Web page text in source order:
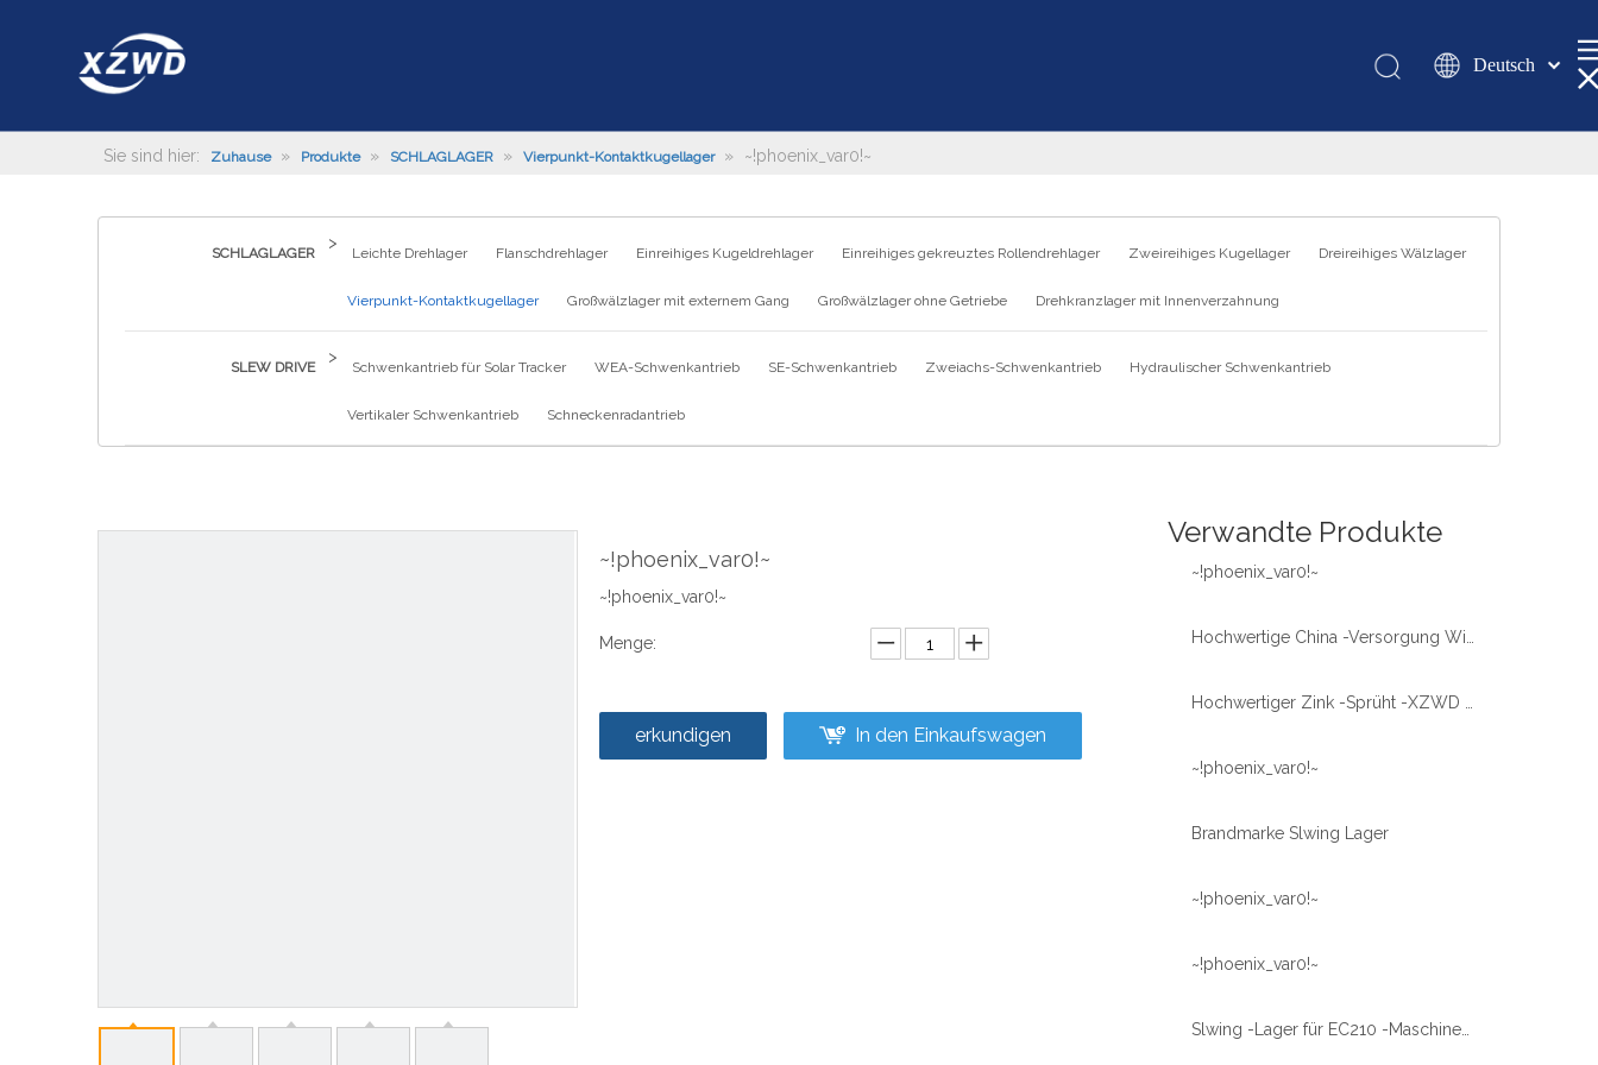
Deutsch
românesc
Français
Sie sind hier: Zuhause » Produkte » SCHLAGLAGER » Vierpunkt-Kontaktkugellager » ~!phoenix_var0!~
SCHLAGLAGER
>
Leichte Drehlager Flanschdrehlager Einreihiges Kugeldrehlager Einreihiges gekreuztes Rollendrehlager Zweireihiges Kugellager Dreireihiges Wälzlager
Vierpunkt-Kontaktkugellager Großwälzlager mit externem Gang Großwälzlager ohne Getriebe Drehkranzlager mit Innenverzahnung
SLEW DRIVE
>
Schwenkantrieb für Solar Tracker WEA-Schwenkantrieb SE-Schwenkantrieb Zweiachs-Schwenkantrieb Hydraulischer Schwenkantrieb
Vertikaler Schwenkantrieb Schneckenradantrieb
~!phoenix_var0!~
~!phoenix_var0!~
Menge:
erkundigen In den Einkaufswagen
Verwandte Produkte
~!phoenix_var0!~
~!phoenix_var0!~
Brandmarke Slwing Lager
~!phoenix_var0!~
~!phoenix_var0!~